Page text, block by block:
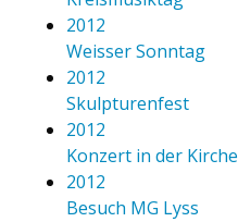
2012
Weisser Sonntag
2012
Skulpturenfest
2012
Konzert in der Kirche
2012
Besuch MG Lyss